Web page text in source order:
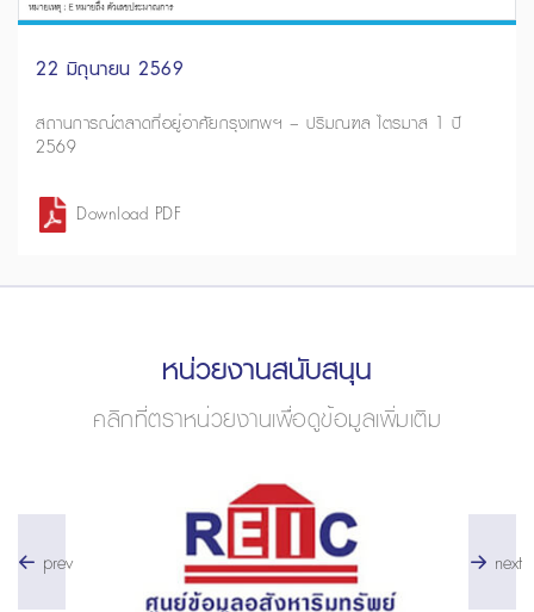
22 มิถุนายน 2569
สถานการณ์ตลาดที่อยู่อาศัยกรุงเทพฯ – ปริมณฑล ไตรมาส 1 ปี
2569
Download PDF
หน่วยงานสนับสนุน
คลิกที่ตราหน่วยงานเพื่อดูข้อมูลเพิ่มเติม
prev next